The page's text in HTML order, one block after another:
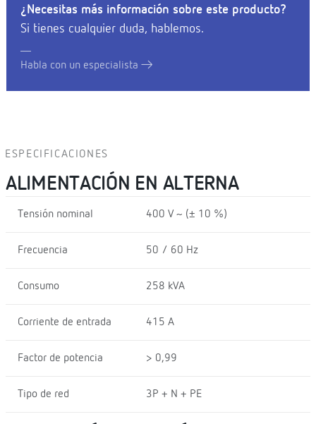
¿Necesitas más información sobre este producto?
Si tienes cualquier duda, hablemos.
Habla con un especialista
ESPECIFICACIONES
ALIMENTACIÓN EN ALTERNA
Tensión nominal 400 V ~ (± 10 %)
Frecuencia 50 / 60 Hz
Consumo 258 kVA
Corriente de entrada 415 A
Factor de potencia > 0,99
Tipo de red 3P + N + PE